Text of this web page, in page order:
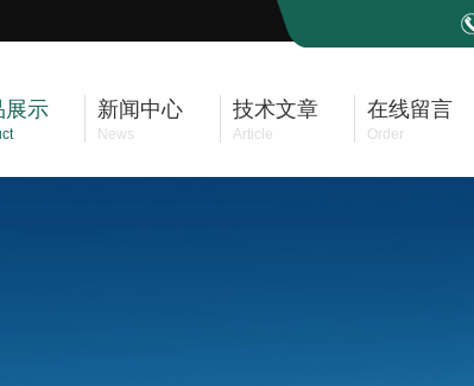
展示 新闻中心
News
技术文章
Article
在线留言
Order